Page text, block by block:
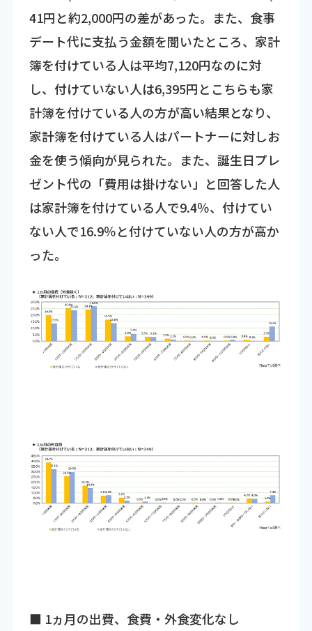
41円と約2,000円の差があった。また、食事
デート代に支払う金額を聞いたところ、家計
簿を付けている人は平均7,120円なのに対
し、付けていない人は6,395円とこちらも家
計簿を付けている人の方が高い結果となり、
家計簿を付けている人はパートナーに対しお
金を使う傾向が見られた。また、誕生日プレ
ゼント代の「費用は掛けない」と回答した人
は家計簿を付けている人で9.4％、付けてい
ない人で16.9％と付けていない人の方が高か
った。
■ 1ヵ月の出費、食費・外食変化なし